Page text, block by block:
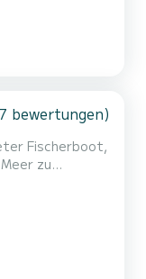
bewertungen)
Fischerboot,
zu
Echolot|6-